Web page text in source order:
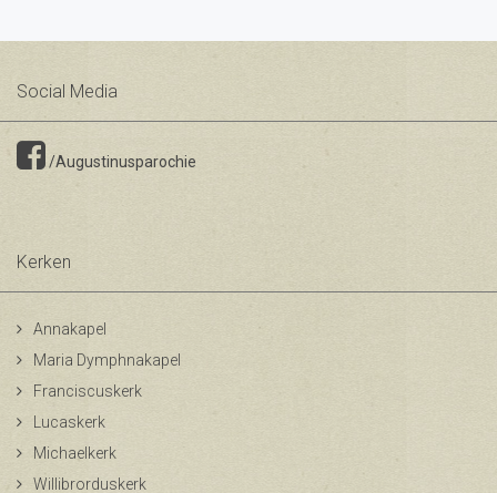
Social Media
/Augustinusparochie
Kerken
Annakapel
Maria Dymphnakapel
Franciscuskerk
Lucaskerk
Michaelkerk
Willibrorduskerk